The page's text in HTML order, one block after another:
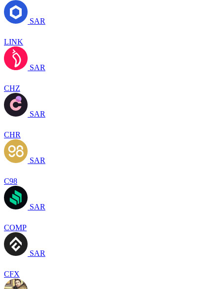
SAR
LINK
SAR
CHZ
SAR
CHR
SAR
C98
SAR
COMP
SAR
CFX